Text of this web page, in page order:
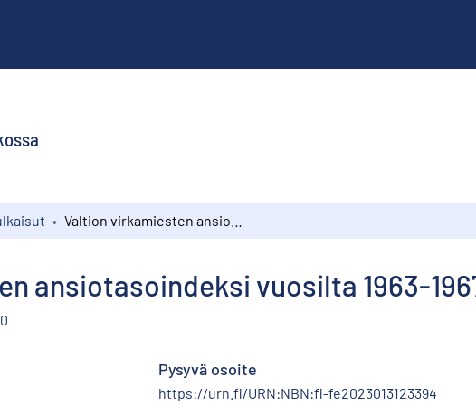
ansiotasoindeksi vuosilta 1963-
Pysyvä osoite
https://urn.fi/URN:NBN:fi-fe2023013123394